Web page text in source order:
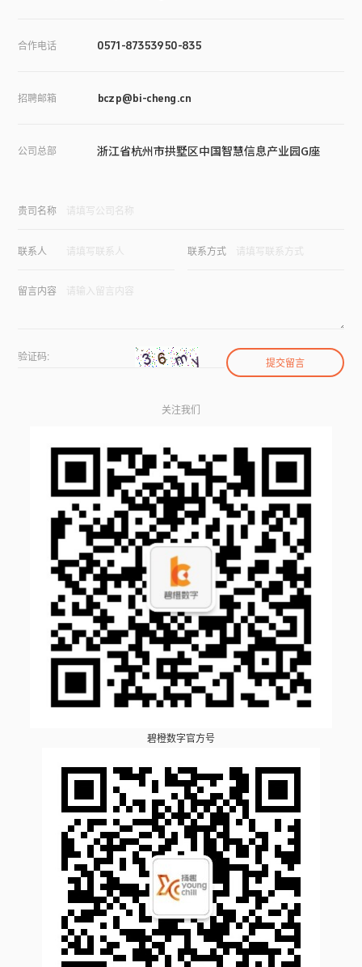
合作电话 0571-87353950-835
招聘邮箱 bczp@bi-cheng.cn
公司总部 浙江省杭州市拱墅区中国智慧信息产业园G座
贵司名称
联系人 联系方式
留言内容
验证码:
关注我们
碧橙数字官方号